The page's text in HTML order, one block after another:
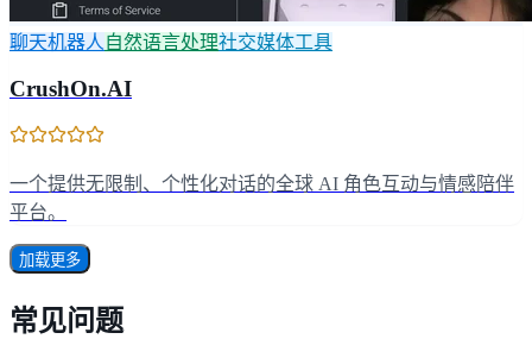
聊天机器人 自然语言处理社交媒体工具
CrushOn.AI
一个提供无限制、个性化对话的全球 AI 角色互动与情感陪伴
平台。
加载更多
常见问题